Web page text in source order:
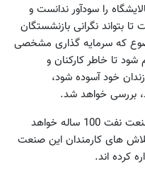
را سودآور ندانست و
بتواند نگرانی بازنشستگان
که سرمایه گذاری مشخصی
تا خاطر کارکنان و
خود آسوده شود،
بررسی خواهد شد.
وزیر نفت با بیان این که سال آینده، صنعت نفت 100 ساله خواهد
های کارمندان این صنعت
کرده اند.